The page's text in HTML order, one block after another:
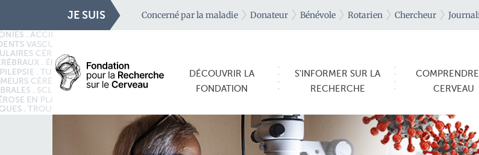
JE SUIS Concerné par la maladie Donateur Bénévole Rotarien Chercheur
DÉCOUVRIR LA
FONDATION
S'INFORMER SUR LA
RECHERCHE
CERVEAU